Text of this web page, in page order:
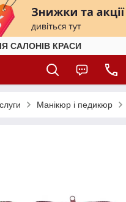
САЛОНІВ КРАСИ
Манікюр і педикюр